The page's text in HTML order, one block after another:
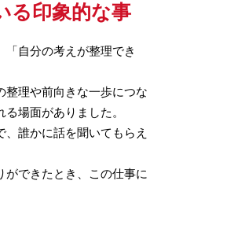
る印象的な事
自分の考えが整理でき
整理や前向きな一歩につな
場面がありました。
誰かに話を聞いてもらえ
できたとき、この仕事に